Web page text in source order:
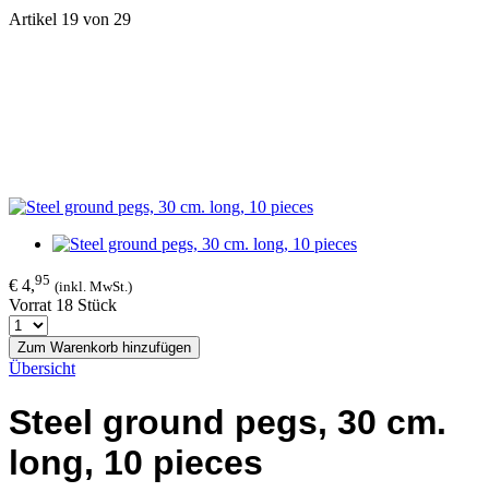
Artikel 19 von 29
€ 4,95 (inkl. MwSt.)
Vorrat 18 Stück
Zum Warenkorb hinzufügen
Übersicht
Steel ground pegs, 30 cm.
long, 10 pieces